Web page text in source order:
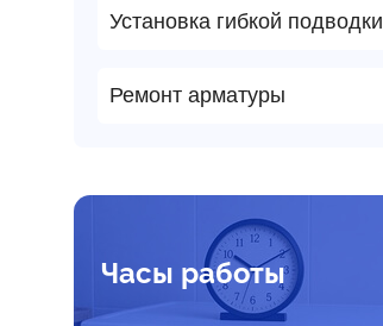
Установка гибкой подводки
Ремонт арматуры
Часы работы